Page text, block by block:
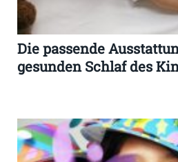
Die passende
gesunden Schlaf des